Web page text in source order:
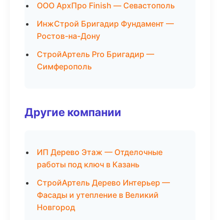
ООО АрхПро Finish — Севастополь
ИнжСтрой Бригадир Фундамент —
Ростов-на-Дону
СтройАртель Pro Бригадир —
Симферополь
Другие компании
ИП Дерево Этаж — Отделочные
работы под ключ в Казань
СтройАртель Дерево Интерьер —
Фасады и утепление в Великий
Новгород